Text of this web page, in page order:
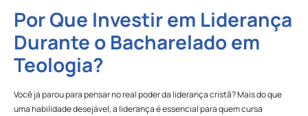
Por Que Investir em Liderança
Durante o Bacharelado em
Teologia?
Você já parou para pensar no real poder da liderança cristã? Mais do que
uma habilidade desejável, a liderança é essencial para quem cursa